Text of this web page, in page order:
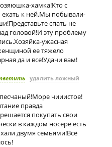
хамка!Кто с
ехать к ней.Мы побывали-
спать не
головой!И эту проблему
ужасная
ее тяжело
да и все!Удачи вам!
удалить ложный
чииистое!
правда
покупать свои
в каждом носере есть
двумя семьями!Всё